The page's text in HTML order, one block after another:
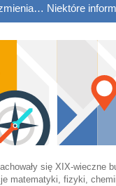
Niektóre
się XIX-wieczne
matematyki, fizyki,